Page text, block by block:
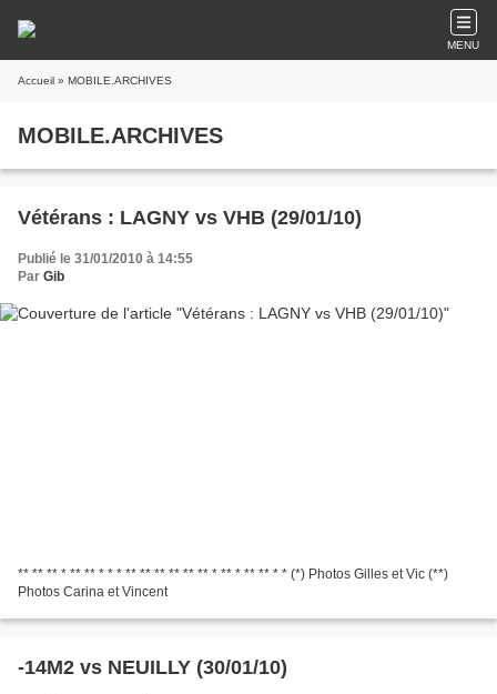
MENU
Accueil » MOBILE.ARCHIVES
MOBILE.ARCHIVES
Vétérans : LAGNY vs VHB (29/01/10)
Publié le 31/01/2010 à 14:55
Par Gib
** ** ** * ** ** * * * ** ** ** ** ** ** * ** * ** ** * * (*) Photos Gilles et Vic (**)
Photos Carina et Vincent
-14M2 vs NEUILLY (30/01/10)